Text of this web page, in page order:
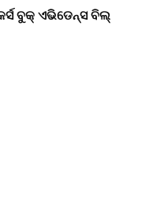
ବୁକ୍ ଏଭିଡେନ୍ସ ବିଲ୍